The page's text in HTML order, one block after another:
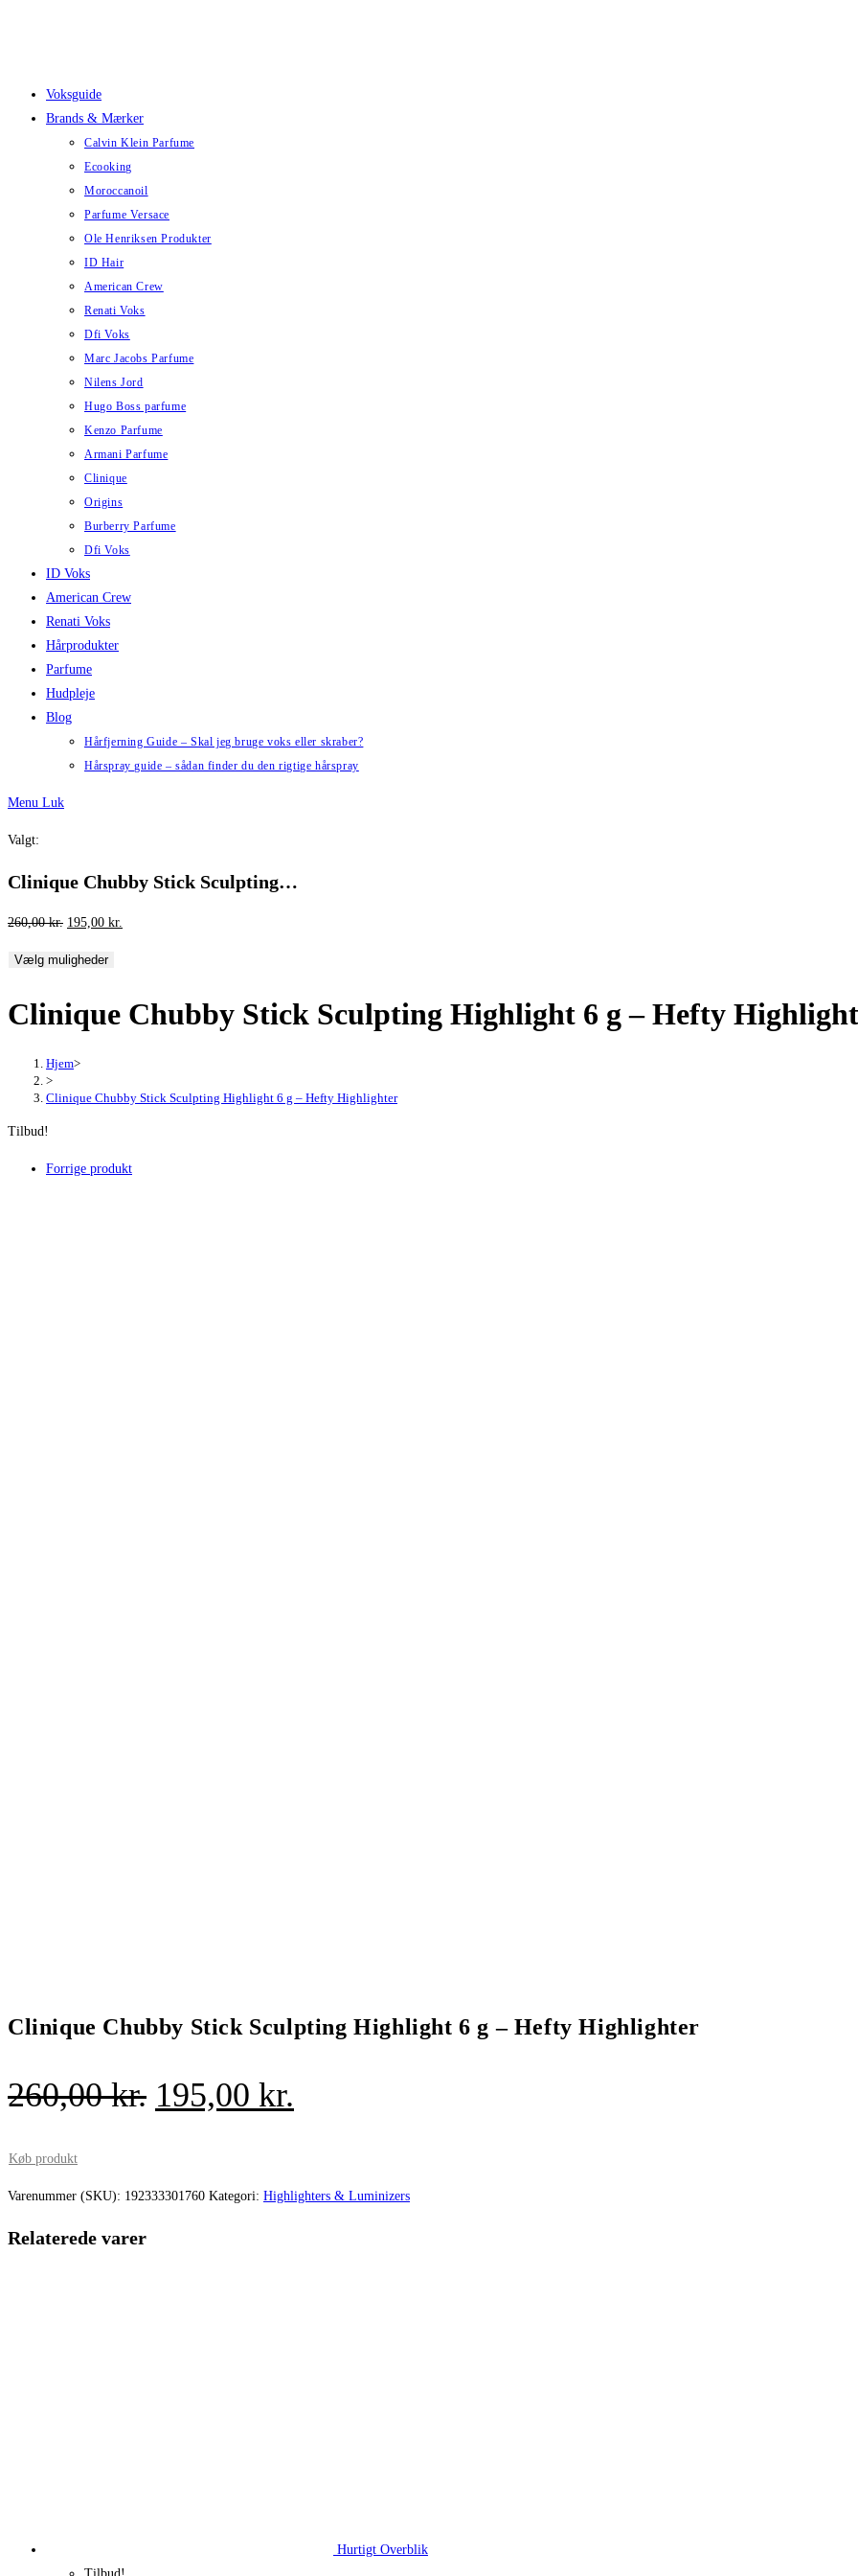
Voksguide
Brands & Mærker
Calvin Klein Parfume
Ecooking
Moroccanoil
Parfume Versace
Ole Henriksen Produkter
ID Hair
American Crew
Renati Voks
Dfi Voks
Marc Jacobs Parfume
Nilens Jord
Hugo Boss parfume
Kenzo Parfume
Armani Parfume
Clinique
Origins
Burberry Parfume
Dfi Voks
ID Voks
American Crew
Renati Voks
Hårprodukter
Parfume
Hudpleje
Blog
Hårfjerning Guide – Skal jeg bruge voks eller skraber?
Hårspray guide – sådan finder du den rigtige hårspray
Menu Luk
Valgt:
Clinique Chubby Stick Sculpting…
260,00kr. Den
pris
260,00 kr..
195,00 kr.
195,00 kr..
Vælg muligheder
Clinique Chubby Stick Sculpting Highlight 6 g – Hefty
Hjem>
>
Clinique Chubby Stick Sculpting Highlight 6 g – Hefty Highlighter
Tilbud!
Forrige produkt
Clinique Chubby Stick Sculpting Highlight 6 g – Hefty Highlighter
260,00kr. Den
var:
195,00 kr.
er:
Køb produkt
Varenummer (SKU): 192333301760 Kategori: Highlighters & Luminizers
Relaterede varer
Hurtigt Overblik